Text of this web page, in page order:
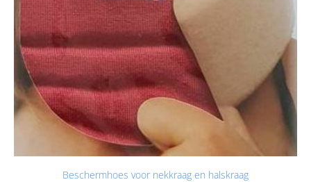
Beschermhoes voor nekkraag en halskraag